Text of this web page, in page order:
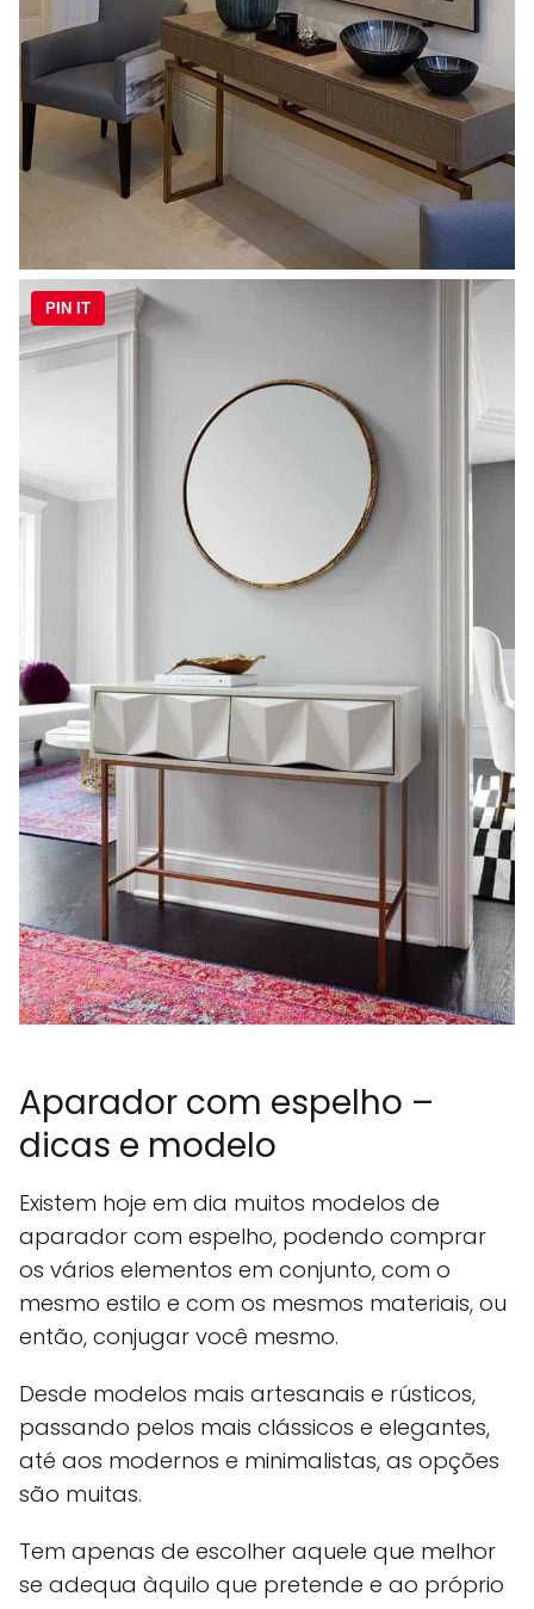
PIN IT
Aparador com espelho –
dicas e modelo
Existem hoje em dia muitos modelos de
aparador com espelho, podendo comprar
os vários elementos em conjunto, com o
mesmo estilo e com os mesmos materiais, ou
então, conjugar você mesmo.
Desde modelos mais artesanais e rústicos,
passando pelos mais clássicos e elegantes,
até aos modernos e minimalistas, as opções
são muitas.
Tem apenas de escolher aquele que melhor
se adequa àquilo que pretende e ao próprio